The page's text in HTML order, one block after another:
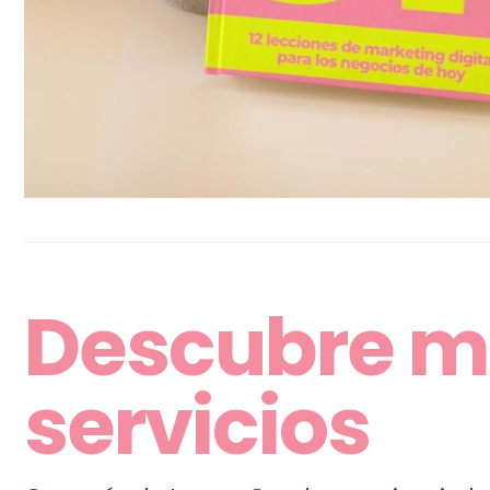
Descubre
servicios